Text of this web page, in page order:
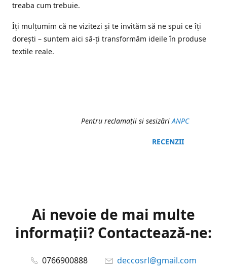
treaba cum trebuie.
Îți mulțumim că ne vizitezi și te invităm să ne spui ce îți
dorești – suntem aici să-ți transformăm ideile în produse
textile reale.
Pentru reclamaţii si sesizăriANPC
RECENZII
Ai nevoie de mai multe
informații? Contactează-ne:
0766900888 deccosrl@gmail.com